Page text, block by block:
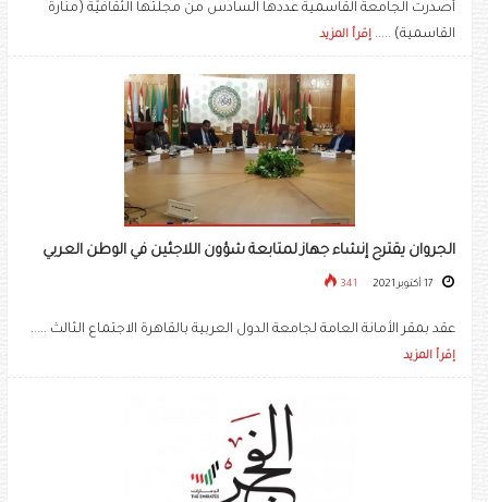
أصدرت الجامعة القاسمية عددها السادس من مجلتها الثقافيّة (منارة
القاسمية) ..... إقرأ المزيد
الجروان يقترح إنشاء جهاز لمتابعة شؤون اللاجئين في الوطن العربي
341
عقد بمقر الأمانة العامة لجامعة الدول العربية بالقاهرة الاجتماع الثالث .....
إقرأ المزيد